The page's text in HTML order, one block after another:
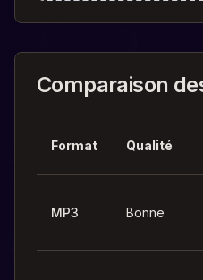
Comparaison
Format Qualité
MP3 Bonne